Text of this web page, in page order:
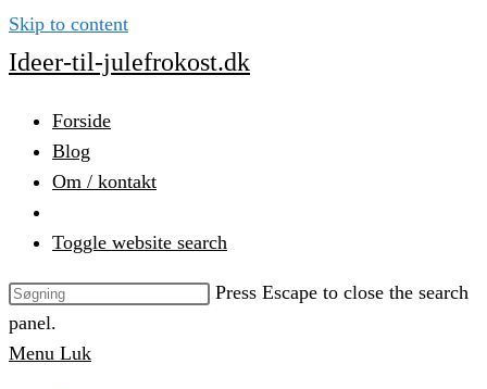
Skip to content
Ideer-til-julefrokost.dk
Forside
Blog
Om / kontakt
Toggle website search
Press Escape to close the search
panel.
Menu Luk